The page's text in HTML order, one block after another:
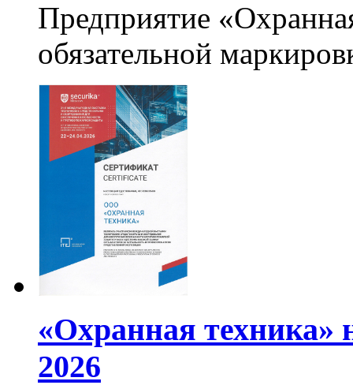
Предприятие
обязательной
«Охранная техника»
2026